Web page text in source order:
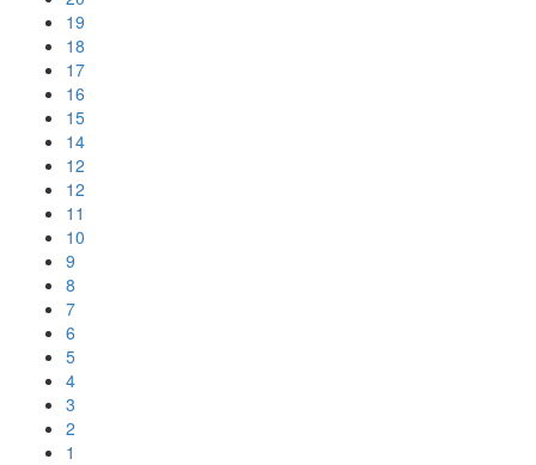
19
18
17
16
15
14
12
12
11
10
9
8
7
6
5
4
3
2
1